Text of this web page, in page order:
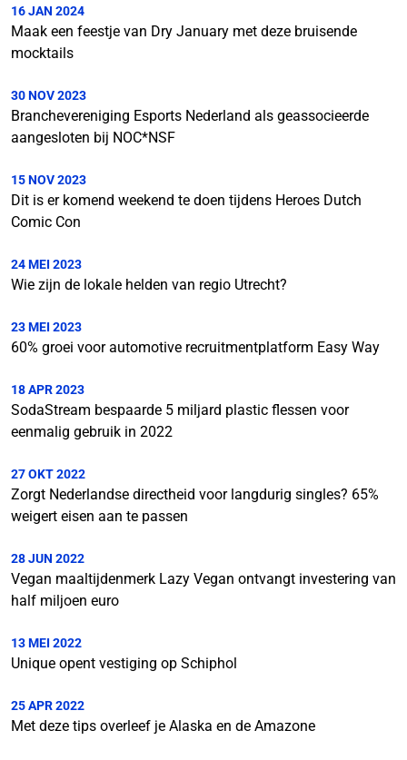
16 JAN 2024
Maak een feestje van Dry January met deze bruisende
mocktails
30 NOV 2023
Branchevereniging Esports Nederland als geassocieerde
aangesloten bij NOC*NSF
15 NOV 2023
Dit is er komend weekend te doen tijdens Heroes Dutch
Comic Con
24 MEI 2023
Wie zijn de lokale helden van regio Utrecht?
23 MEI 2023
60% groei voor automotive recruitmentplatform Easy Way
18 APR 2023
SodaStream bespaarde 5 miljard plastic flessen voor
eenmalig gebruik in 2022
27 OKT 2022
Zorgt Nederlandse directheid voor langdurig singles? 65%
weigert eisen aan te passen
28 JUN 2022
Vegan maaltijdenmerk Lazy Vegan ontvangt investering van
half miljoen euro
13 MEI 2022
Unique opent vestiging op Schiphol
25 APR 2022
Met deze tips overleef je Alaska en de Amazone